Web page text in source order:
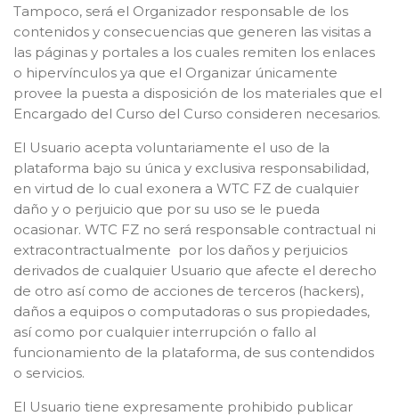
Tampoco, será el Organizador responsable de los
contenidos y consecuencias que generen las visitas a
las páginas y portales a los cuales remiten los enlaces
o hipervínculos ya que el Organizar únicamente
provee la puesta a disposición de los materiales que el
Encargado del Curso del Curso consideren necesarios.
El Usuario acepta voluntariamente el uso de la
plataforma bajo su única y exclusiva responsabilidad,
en virtud de lo cual exonera a WTC FZ de cualquier
daño y o perjuicio que por su uso se le pueda
ocasionar. WTC FZ no será responsable contractual ni
extracontractualmente por los daños y perjuicios
derivados de cualquier Usuario que afecte el derecho
de otro así como de acciones de terceros (hackers),
daños a equipos o computadoras o sus propiedades,
así como por cualquier interrupción o fallo al
funcionamiento de la plataforma, de sus contendidos
o servicios.
El Usuario tiene expresamente prohibido publicar